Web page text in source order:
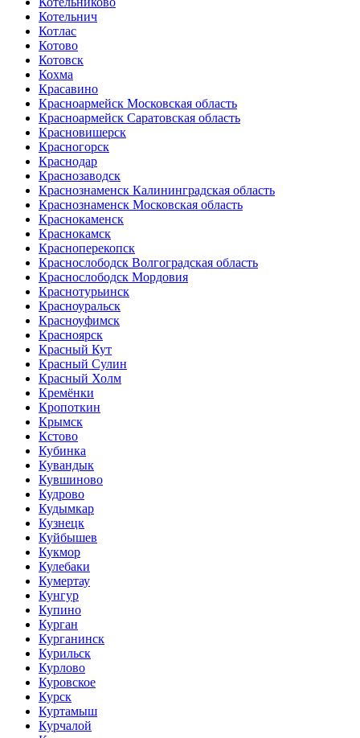
Котельнич
Котлас
Котово
Котовск
Кохма
Красавино
Красноармейск Московская область
Красноармейск Саратовская область
Красновишерск
Красногорск
Краснодар
Краснозаводск
Краснознаменск Калининградская область
Краснознаменск Московская область
Краснокаменск
Краснокамск
Красноперекопск
Краснослободск Волгоградская область
Краснослободск Мордовия
Краснотурьинск
Красноуральск
Красноуфимск
Красноярск
Красный Кут
Красный Сулин
Красный Холм
Кремёнки
Кропоткин
Крымск
Кстово
Кубинка
Кувандык
Кувшиново
Кудрово
Кудымкар
Кузнецк
Куйбышев
Кукмор
Кулебаки
Кумертау
Кунгур
Купино
Курган
Курганинск
Курильск
Курлово
Куровское
Курск
Куртамыш
Курчалой